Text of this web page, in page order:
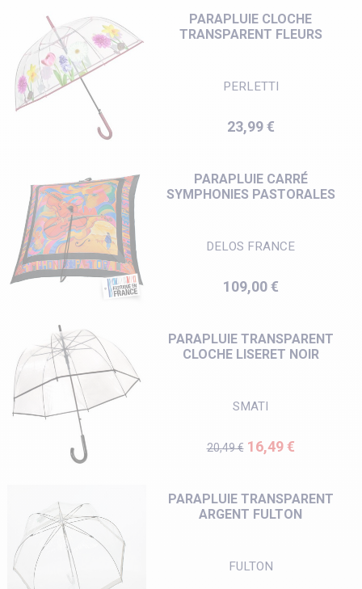
PARAPLUIE CLOCHE
TRANSPARENT FLEURS
PERLETTI
Prix
23,99 €
PARAPLUIE CARRÉ
SYMPHONIES PASTORALES
DELOS FRANCE
Prix
109,00 €
PARAPLUIE TRANSPARENT
CLOCHE LISERET NOIR
SMATI
Prix de base
20,49 € Prix
16,49 €
PARAPLUIE TRANSPARENT
ARGENT FULTON
FULTON